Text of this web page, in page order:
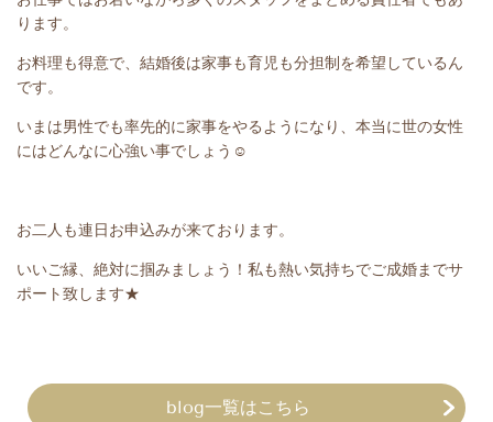
ります。
お料理も得意で、結婚後は家事も育児も分担制を希望しているん
です。
いまは男性でも率先的に家事をやるようになり、本当に世の女性
にはどんなに心強い事でしょう☺
お二人も連日お申込みが来ております。
いいご縁、絶対に掴みましょう！私も熱い気持ちでご成婚までサ
ポート致します★
blog一覧はこちら